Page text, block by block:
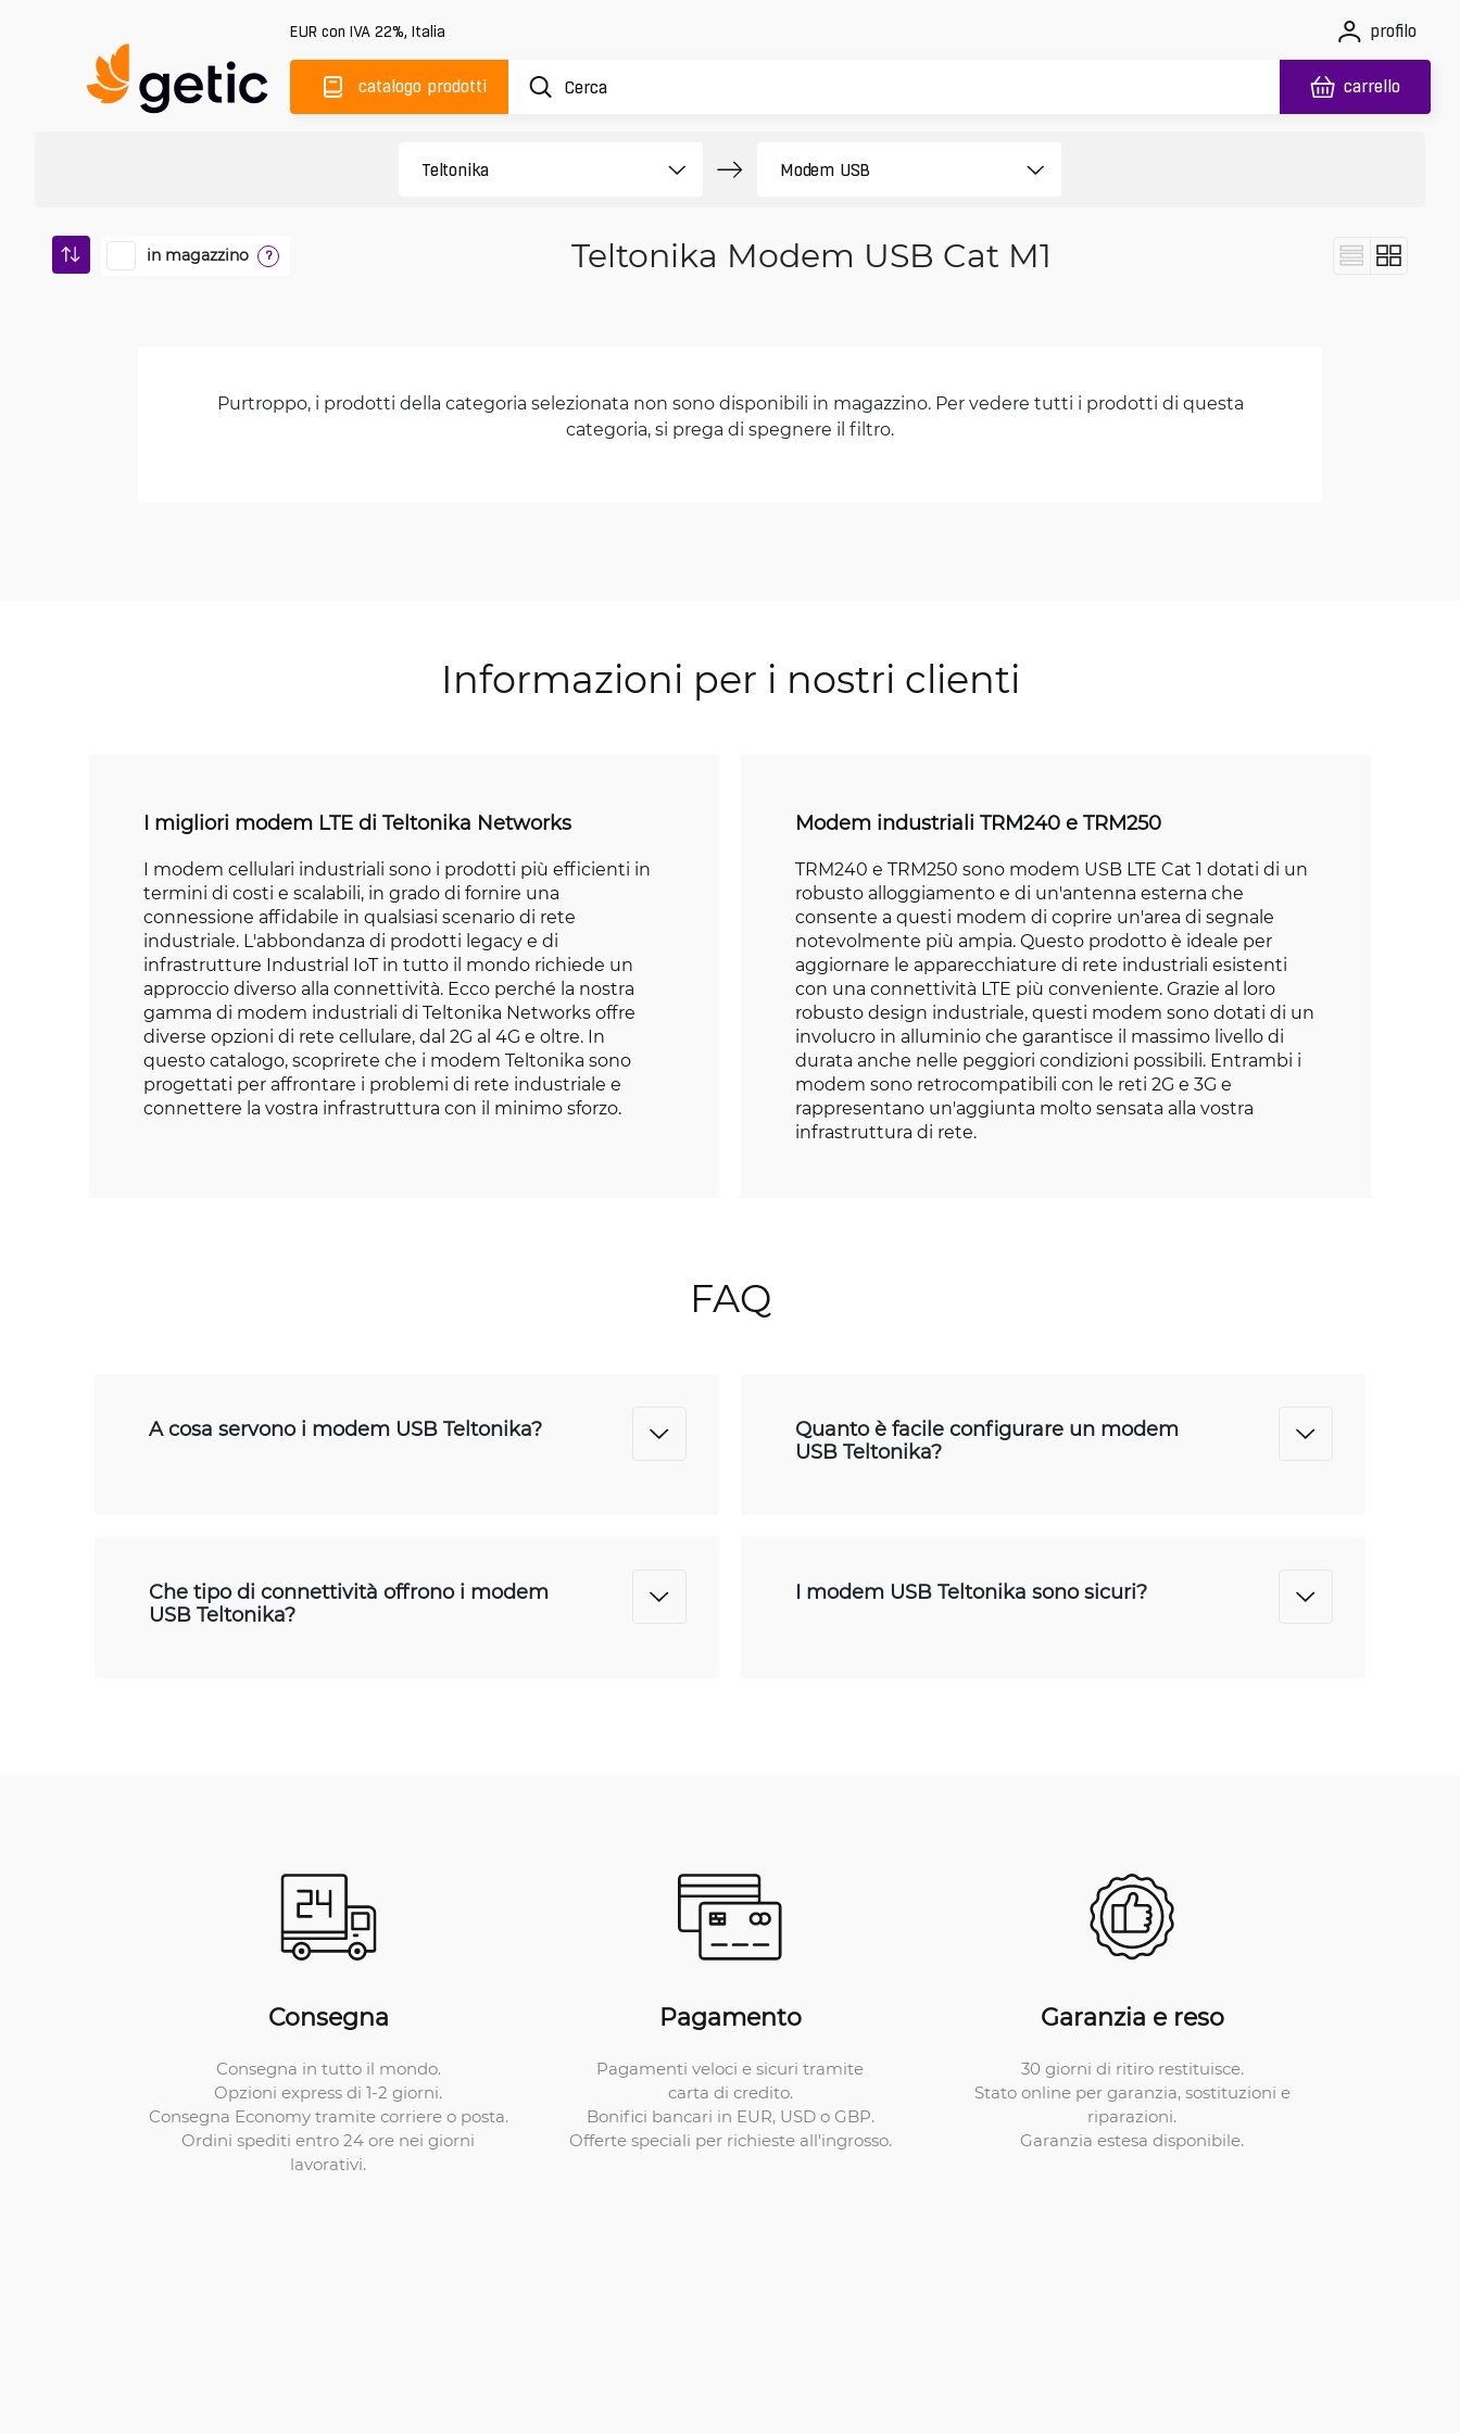
EUR con IVA 22%, Italia profilo
catalogo prodotti carrello
in magazzino ? Teltonika Modem USB Cat M1
Purtroppo, i prodotti della categoria selezionata non sono disponibili in magazzino. Per vedere tutti i prodotti di questa
categoria, si prega di spegnere il filtro.
Informazioni per i nostri clienti
I migliori modem LTE di Teltonika Networks
I modem cellulari industriali sono i prodotti più efficienti in
termini di costi e scalabili, in grado di fornire una
connessione affidabile in qualsiasi scenario di rete
industriale. L'abbondanza di prodotti legacy e di
infrastrutture Industrial IoT in tutto il mondo richiede un
approccio diverso alla connettività. Ecco perché la nostra
gamma di modem industriali di Teltonika Networks offre
diverse opzioni di rete cellulare, dal 2G al 4G e oltre. In
questo catalogo, scoprirete che i modem Teltonika sono
progettati per affrontare i problemi di rete industriale e
connettere la vostra infrastruttura con il minimo sforzo.
Modem industriali TRM240 e TRM250
TRM240 e TRM250 sono modem USB LTE Cat 1 dotati di un
robusto alloggiamento e di un'antenna esterna che
consente a questi modem di coprire un'area di segnale
notevolmente più ampia. Questo prodotto è ideale per
aggiornare le apparecchiature di rete industriali esistenti
con una connettività LTE più conveniente. Grazie al loro
robusto design industriale, questi modem sono dotati di un
involucro in alluminio che garantisce il massimo livello di
durata anche nelle peggiori condizioni possibili. Entrambi i
modem sono retrocompatibili con le reti 2G e 3G e
rappresentano un'aggiunta molto sensata alla vostra
infrastruttura di rete.
FAQ
A cosa servono i modem USB Teltonika?
Quanto è facile configurare un modem
USB Teltonika?
Che tipo di connettività offrono i modem
USB Teltonika?
I modem USB Teltonika sono sicuri?
Consegna
Consegna in tutto il mondo.
Opzioni express di 1-2 giorni.
Consegna Economy tramite corriere o posta.
Ordini spediti entro 24 ore nei giorni
lavorativi.
Pagamento
Pagamenti veloci e sicuri tramite
carta di credito.
Bonifici bancari in EUR, USD o GBP.
Offerte speciali per richieste all'ingrosso.
Garanzia e reso
30 giorni di ritiro restituisce.
Stato online per garanzia, sostituzioni e
riparazioni.
Garanzia estesa disponibile.